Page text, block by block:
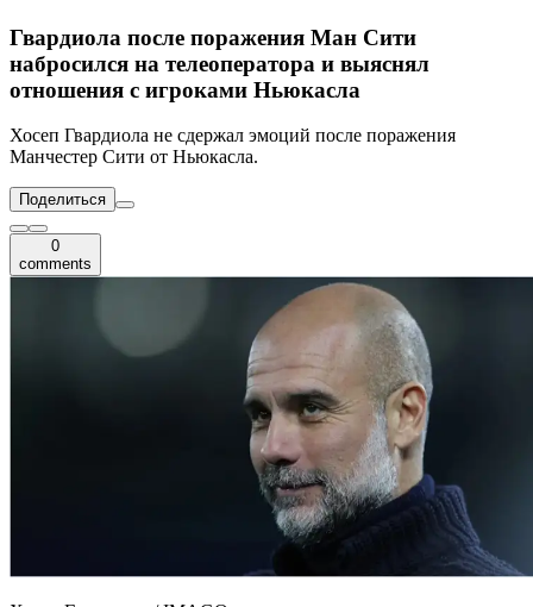
Гвардиола после поражения Ман Сити
набросился на телеоператора и выяснял
отношения с игроками Ньюкасла
Хосеп Гвардиола не сдержал эмоций после поражения
Манчестер Сити от Ньюкасла.
Поделиться
0
comments